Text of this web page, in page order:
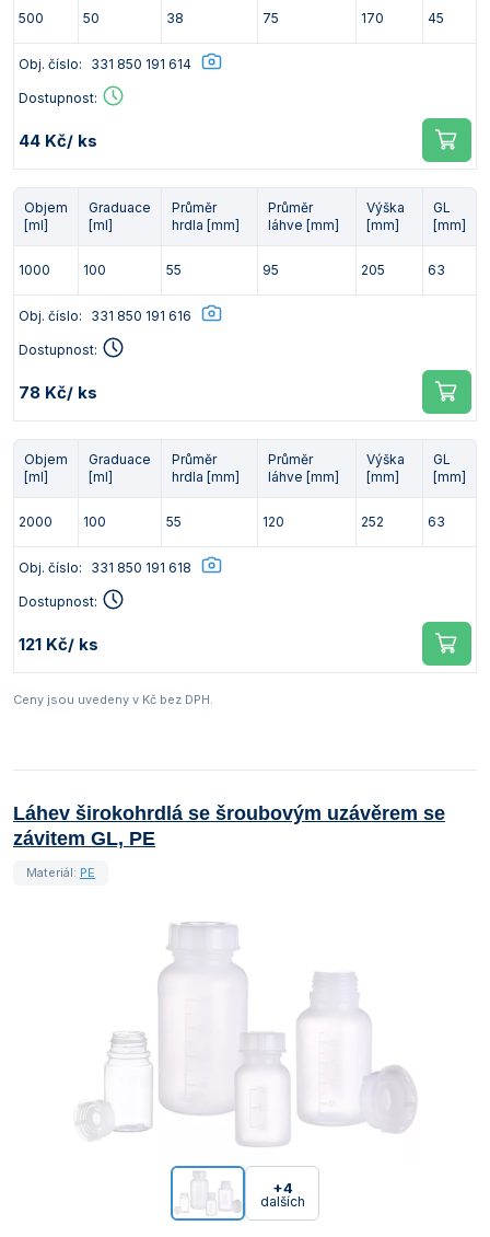
500 50 38 75 170 45
Obj. číslo: 331 850 191 614
Dostupnost:
44 Kč/ ks
Objem
[ml]
Graduace
[ml]
Průměr
hrdla [mm]
Průměr
láhve [mm]
Výška
[mm]
GL
[mm]
1000 100 55 95 205 63
Obj. číslo: 331 850 191 616
Dostupnost:
78 Kč/ ks
Objem
[ml]
Graduace
[ml]
Průměr
hrdla [mm]
Průměr
láhve [mm]
Výška
[mm]
GL
[mm]
2000 100 55 120 252 63
Obj. číslo: 331 850 191 618
Dostupnost:
121 Kč/ ks
Ceny jsou uvedeny v Kč bez DPH.
Láhev širokohrdlá se šroubovým uzávěrem se
závitem GL, PE
+4
dalších
Materiál: PE